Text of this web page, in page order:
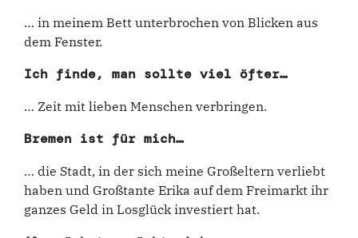
… in meinem Bett unterbrochen von Blicken aus
dem Fenster.
Ich finde, man sollte viel öfter…
… Zeit mit lieben Menschen verbringen.
Bremen ist für mich…
… die Stadt, in der sich meine Großeltern verliebt
haben und Großtante Erika auf dem Freimarkt ihr
ganzes Geld in Losglück investiert hat.